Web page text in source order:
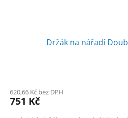
Držák na nářadí
620,66 Kč bez DPH
751 Kč